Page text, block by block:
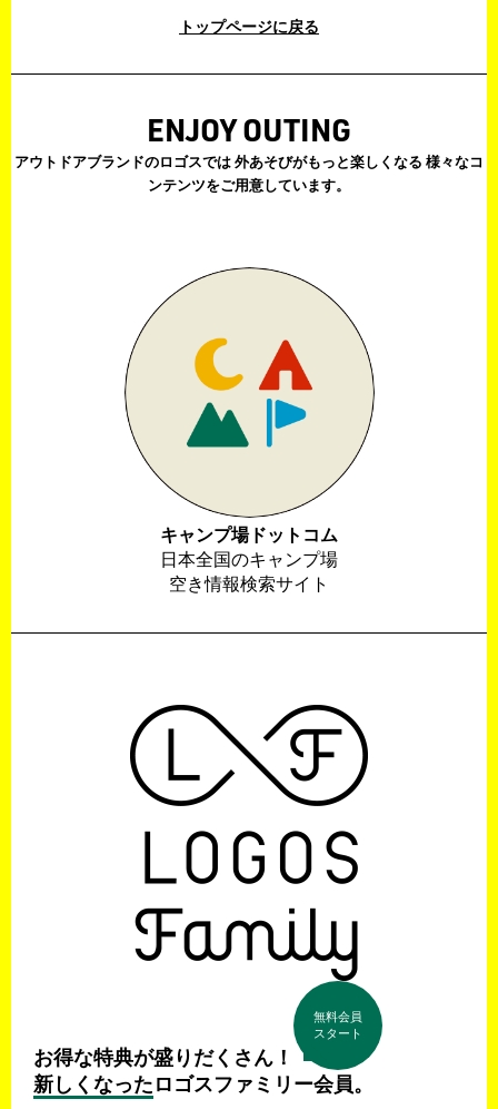
トップページに戻る
ENJOY OUTING
アウトドアブランドのロゴスでは外あそびがもっと楽しくなる 様々なコ
ンテンツをご用意しています。
キャンプ場ドットコム
日本全国のキャンプ場
空き情報検索サイト
お得な特典が盛りだくさん！
無料会員
スタート
新しくなったロゴスファミリー会員。